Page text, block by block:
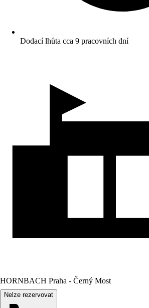
Dodací lhůta cca 9 pracovních dní
HORNBACH Praha - Černý Most
Nelze rezervovat